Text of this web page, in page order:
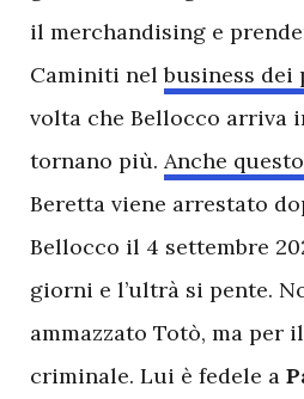
il merchandising e
Caminiti nelbusiness dei
volta che Bellocco arriva
tornano più. Anche
Beretta viene arrestato
Bellocco il 4 settembre
giorni e l’ultrà si pente.
ammazzato Totò, ma per
criminale. Lui è fedele a